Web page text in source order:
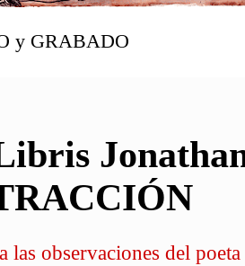
y GRABADO
las observaciones del